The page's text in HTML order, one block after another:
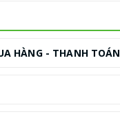
HÀNG - THANH TOÁN